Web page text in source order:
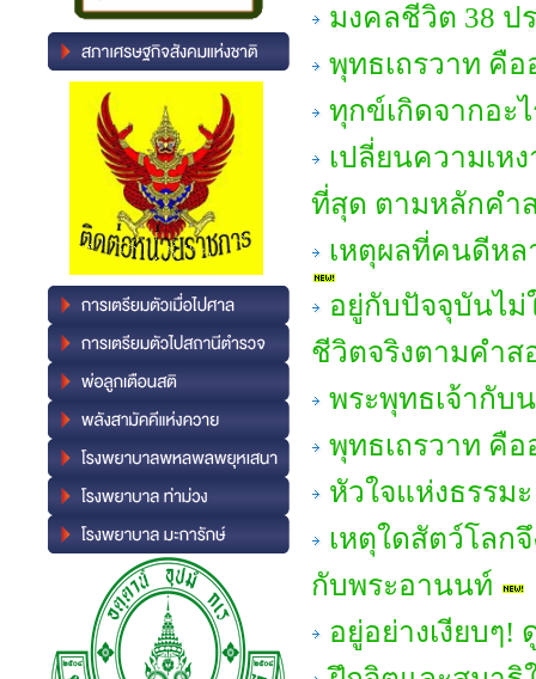
มงคลชีวิต 38 ป
พุทธเถรวาท คือ
ทุกข์เกิดจากอะ
เปลี่ยนความเห
ที่สุด ตามหลักคำ
เหตุผลที่คนดีห
อยู่กับปัจจุบันไ
ชีวิตจริงตามคำส
พระพุทธเจ้ากับ
พุทธเถรวาท คือ
หัวใจแห่งธรรม
เหตุใดสัตว์โลก
กับพระอานนท์
อยู่อย่างเงียบๆ!